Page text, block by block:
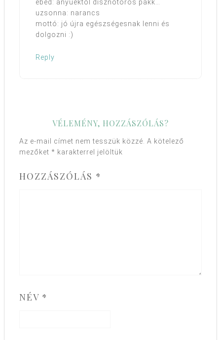
ebéd: anyuéktól disznótoros pakk…
uzsonna: narancs
mottó: jó újra egészségesnak lenni és
dolgozni :)
Reply
VÉLEMÉNY, HOZZÁSZÓLÁS?
Az e-mail címet nem tesszük közzé. A kötelező
mezőket * karakterrel jelöltük
HOZZÁSZÓLÁS *
NÉV *